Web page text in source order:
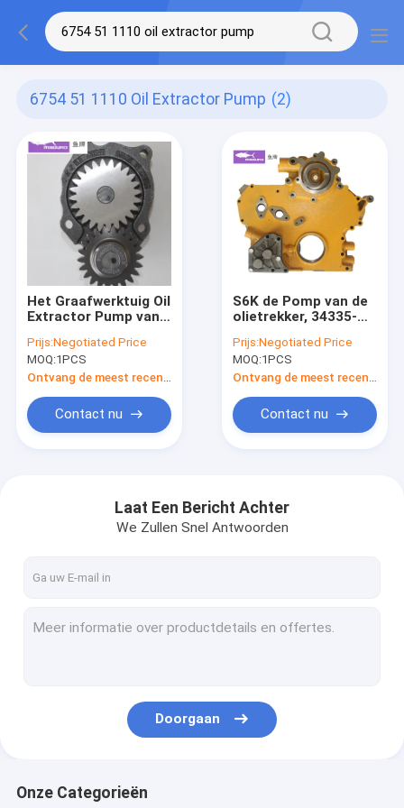
6754 51 1110 Oil Extractor Pump (2)
Het Graafwerktuig Oil
Extractor Pump van
KOMATSU 6754-51-
1110 4939588
3971544)
Prijs:Negotiated Price
MOQ:1PCS
Contact nu
S6K de Pomp van de
olietrekker, 34335-
de Toestelolie voor
CATT Excavator
320B 320C
Prijs:Negotiated Price
MOQ:1PCS
Contact nu
Laat Een Bericht Achter
We Zullen Snel Antwoorden
Doorgaan
Onze Categorieën